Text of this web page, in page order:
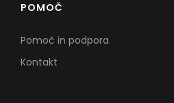
POMOČ
Pomoč in podpora
Kontakt